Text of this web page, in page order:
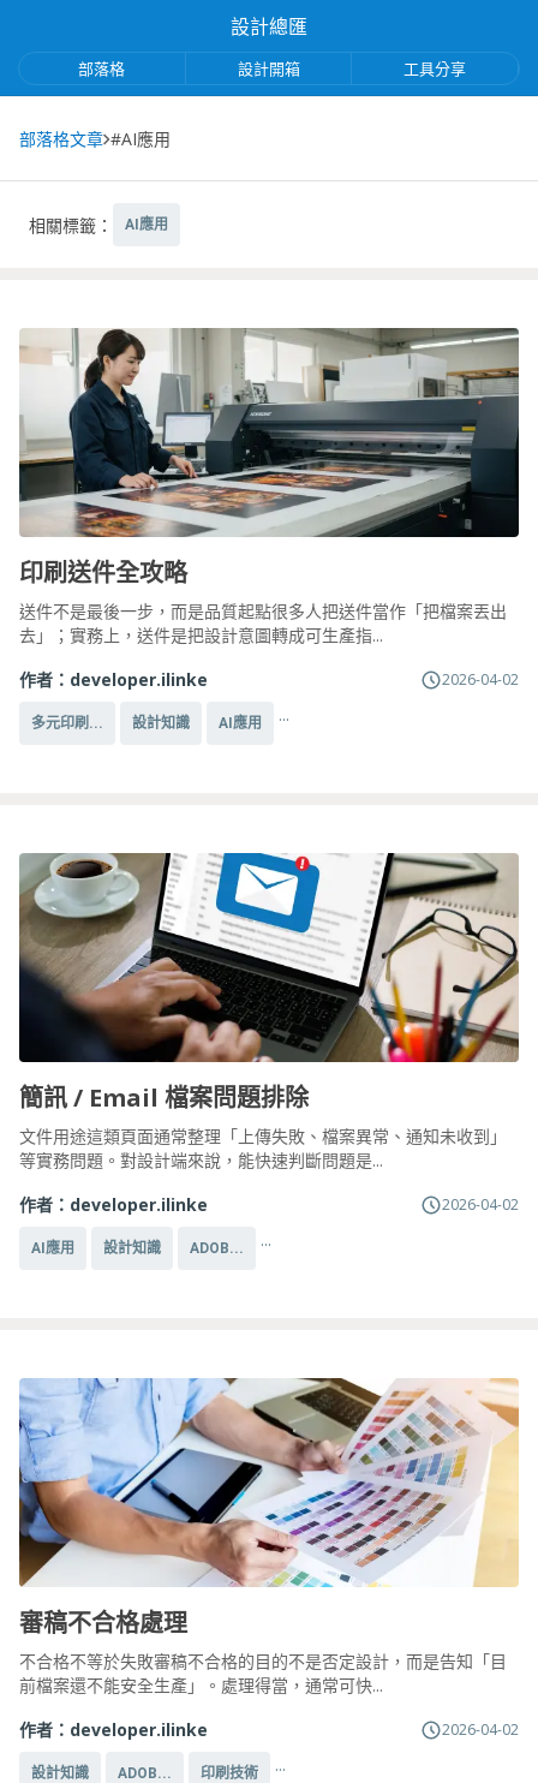
設計總匯
部落格 設計開箱 工具分享
部落格文章 #AI應用
相關標籤： AI應用
印刷送件全攻略
送件不是最後一步，而是品質起點很多人把送件當作「把檔案丟出
去」；實務上，送件是把設計意圖轉成可生產指...
作者： developer.ilinke 2026-04-02
多元印刷... 設計知識 AI應用 ...
簡訊 / Email 檔案問題排除
文件用途這類頁面通常整理「上傳失敗、檔案異常、通知未收到」
等實務問題。對設計端來說，能快速判斷問題是...
作者： developer.ilinke 2026-04-02
AI應用 設計知識 ADOB... ...
審稿不合格處理
不合格不等於失敗審稿不合格的目的不是否定設計，而是告知「目
前檔案還不能安全生產」。處理得當，通常可快...
作者： developer.ilinke 2026-04-02
設計知識 ADOB... 印刷技術 ...